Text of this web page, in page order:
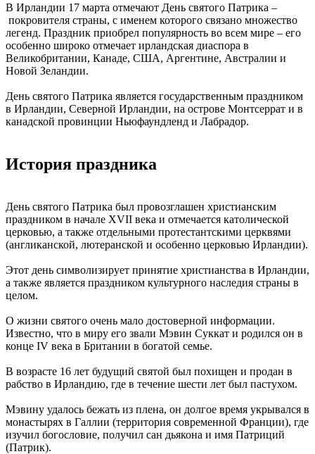
В Ирландии 17 марта отмечают День святого Патрика –
покровителя страны, с именем которого связано множество
легенд. Праздник приобрел популярность во всем мире – его
особенно широко отмечает ирландская диаспора в
Великобритании, Канаде, США, Аргентине, Австралии и
Новой Зеландии.
День святого Патрика является государственным праздником
в Ирландии, Северной Ирландии, на острове Монтсеррат и в
канадской провинции Ньюфаундленд и Лабрадор.
История праздника
День святого Патрика был провозглашен христианским
праздником в начале XVII века и отмечается католической
церковью, а также отдельными протестантскими церквями
(англиканской, лютеранской и особенно церковью Ирландии).
Этот день символизирует принятие христианства в Ирландии,
а также является праздником культурного наследия страны в
целом.
О жизни святого очень мало достоверной информации.
Известно, что в миру его звали Мэвин Суккат и родился он в
конце IV века в Британии в богатой семье.
В возрасте 16 лет будущий святой был похищен и продан в
рабство в Ирландию, где в течение шести лет был пастухом.
Мэвину удалось бежать из плена, он долгое время укрывался в
монастырях в Галлии (территория современной Франции), где
изучил богословие, получил сан дьякона и имя Патриций
(Патрик).